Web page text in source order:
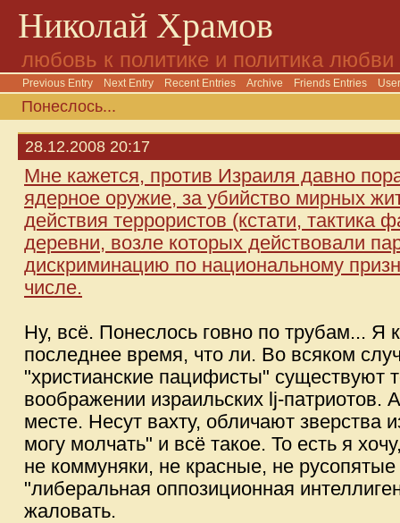
Николай Храмов
любовь к политике и политика любви
Previous Entry Next Entry Recent Entries Archive Friends Entries
Понеслось...
28.12.2008 20:17
Мне кажется, против Израиля давно
ядерное оружие, за убийство мирных
действия террористов (кстати, тактика
деревни, возле которых действовали
дискриминацию по национальному
числе.
Ну, всё. Понеслось говно по трубам... Я
последнее время, что ли. Во всяком
"христианские пацифисты" существуют
воображении израильских lj-патриотов.
месте. Несут вахту, обличают зверства
могу молчать" и всё такое. То есть я
не коммуняки, не красные, не
"либеральная оппозиционная
жаловать.